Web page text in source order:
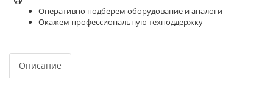
Оперативно подберём оборудование и аналоги
Окажем профессиональную техподдержку
Описание